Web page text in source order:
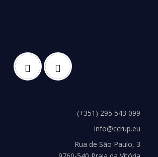
(+351) 295 543 099
info@ccrup.eu
Rua de São Paulo, 3